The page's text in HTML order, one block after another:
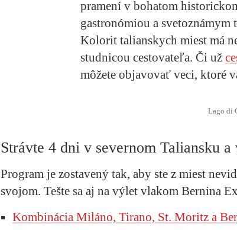
pramení v bohatom
gastronómiou a svetoznámym
Kolorit talianskych miest má
studnicou cestovateľa. Či už
môžete objavovať veci, ktoré
Lago di
Strávte 4 dni v severnom Taliansku
Program je zostavený tak, aby ste z miest
svojom. Tešte sa aj na výlet vlakom Bernina
Kombinácia Miláno, Tirano, St. Moritz a